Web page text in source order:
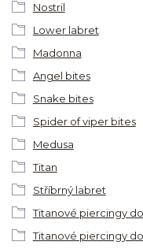
Nostril
Lower labret
Madonna
Angel bites
Snake bites
Spider of viper bites
Medusa
Titan
Stříbrný labret
Titanové piercingy
Titanové piercingy